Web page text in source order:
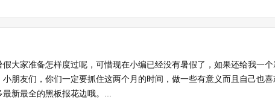
大家准备怎样度过呢，可惜现在小编已经没有暑假了，如果还给我一个
朋友们，你们一定要抓住这两个月的时间，做一些有意义而且自己也
新最全的黑板报花边哦。...